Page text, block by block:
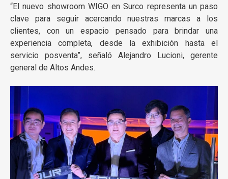
“El nuevo showroom WIGO en Surco representa un paso
clave para seguir acercando nuestras marcas a los
clientes, con un espacio pensado para brindar una
experiencia completa, desde la exhibición hasta el
servicio posventa”, señaló Alejandro Lucioni, gerente
general de Altos Andes.